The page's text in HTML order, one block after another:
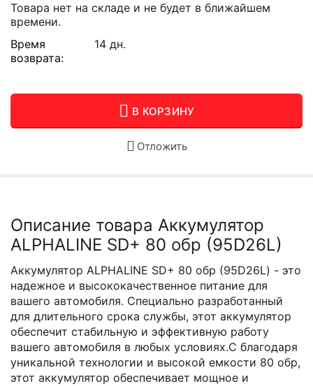
Товара нет на складе и не будет в ближайшем
времени.
Время
возврата:
14 дн.
В КОРЗИНУ
Отложить
Описание товара Аккумулятор
ALPHALINE SD+ 80 обр (95D26L)
Аккумулятор ALPHALINE SD+ 80 обр (95D26L) - это
надежное и высококачественное питание для
вашего автомобиля. Специально разработанный
для длительного срока службы, этот аккумулятор
обеспечит стабильную и эффективную работу
вашего автомобиля в любых условиях.С благодаря
уникальной технологии и высокой емкости 80 обр,
этот аккумулятор обеспечивает мощное и